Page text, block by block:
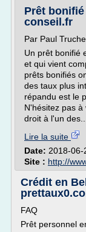
Prêt
conseil.fr
Par Paul
Un prêt bonifié
et qui vient
prêts bonifiés
des taux plus
répandu est le
N'hésitez pas
droit à l'un des...
Lire la suite
Date: 2018-06-
Site : http://
Crédit en
FAQ
Prêt personnel